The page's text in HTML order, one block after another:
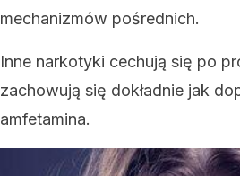
mechanizmów pośrednich.
Inne narkotyki cechują się po
zachowują się dokładnie jak
amfetamina.